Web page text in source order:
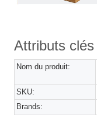
Attributs clés
Nom du produit:
SKU:
Brands: